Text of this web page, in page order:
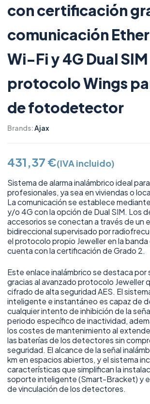
con certificación
comunicación
Wi-Fi y 4G Dual SIM
protocolo Wings
de fotodetector
Brands:Ajax
431,37 €(IVA incluido)
Sistema de alarma inalámbrico ideal
profesionales, ya sea en viviendas o
La comunicación se establece
y/o 4G con la opción de Dual SIM. Los
accesorios se conectan a través de un
bidireccional supervisado por
el protocolo propio Jeweller en la banda
cuenta con la certificación de Grado 2.
Este enlace inalámbrico se destaca por
gracias al avanzado protocolo Jeweller
cifrado de alta seguridad AES. El
inteligente e instantáneo es capaz de
cualquier intento de inhibición de la
periodo específico de inactividad,
los costes de mantenimiento al
las baterías de los detectores sin
seguridad. El alcance de la señal
km en espacios abiertos, y el sistema
características que simplifican la
soporte inteligente (Smart-Bracket) y
de vinculación de los detectores.